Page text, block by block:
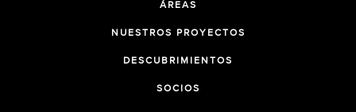
ÁREAS
NUESTROS PROYECTOS
DESCUBRIMIENTOS
SOCIOS